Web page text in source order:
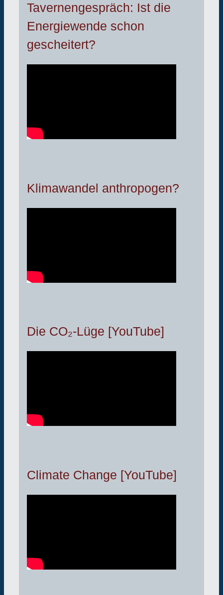
Tavernengespräch: Ist die
Energiewende schon
gescheitert?
Klimawandel anthropogen?
Die CO₂-Lüge [YouTube]
Climate Change [YouTube]